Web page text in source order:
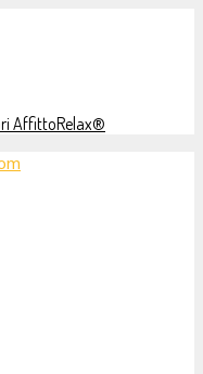
AffittoRelax®